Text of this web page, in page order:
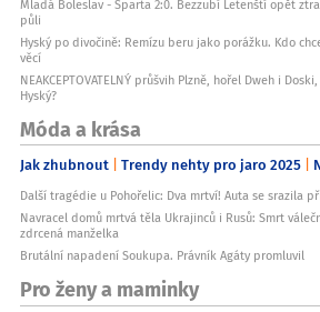
Mladá Boleslav - Sparta 2:0. Bezzubí Letenští opět
půli
Hyský po divočině: Remízu beru jako porážku. Kdo
věcí
NEAKCEPTOVATELNÝ průšvih Plzně, hořel Dweh i
Hyský?
Móda a krása
Jak zhubnout Trendy nehty pro jaro 2025
Další tragédie u Pohořelic: Dva mrtví! Auta se srazila
Navracel domů mrtvá těla Ukrajinců i Rusů: Smrt
zdrcená manželka
Brutální napadení Soukupa. Právník Agáty promluvil
Pro ženy a maminky